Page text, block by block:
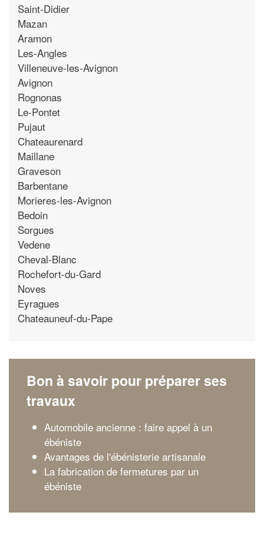
Saint-Didier
Mazan
Aramon
Les-Angles
Villeneuve-les-Avignon
Avignon
Rognonas
Le-Pontet
Pujaut
Chateaurenard
Maillane
Graveson
Barbentane
Morieres-les-Avignon
Bedoin
Sorgues
Vedene
Cheval-Blanc
Rochefort-du-Gard
Noves
Eyragues
Chateauneuf-du-Pape
Bon à savoir pour préparer ses
travaux
Automobile ancienne : faire appel à un
ébéniste
Avantages de l'ébénisterie artisanale
La fabrication de fermetures par un
ébéniste